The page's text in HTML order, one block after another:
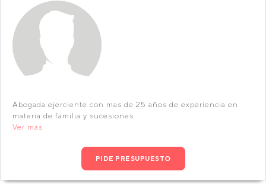
Abogada ejerciente con mas de 25 años de experiencia en
materia de familia y sucesiones
Ver más
PIDE PRESUPUESTO